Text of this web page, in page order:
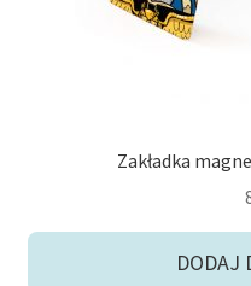
Zakładka
DODAJ